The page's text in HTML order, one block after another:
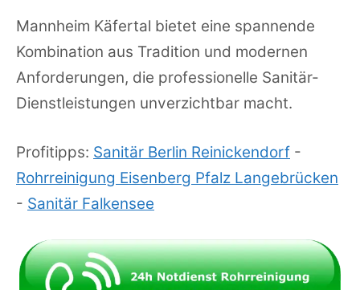
Mannheim Käfertal bietet eine spannende
Kombination aus Tradition und modernen
Anforderungen, die professionelle Sanitär-
Dienstleistungen unverzichtbar macht.
Profitipps: Sanitär Berlin Reinickendorf -
Rohrreinigung Eisenberg Pfalz Langebrücken
- Sanitär Falkensee